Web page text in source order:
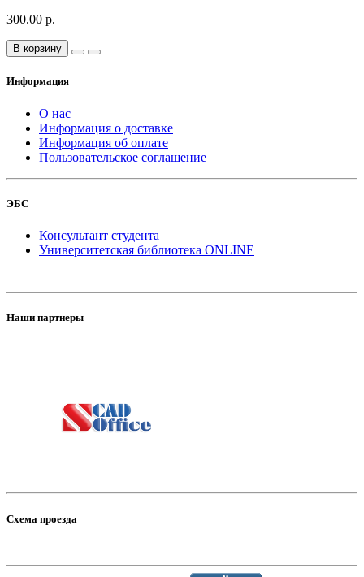
300.00 р.
В корзину
Информация
О нас
Информация о доставке
Информация об оплате
Пользовательское соглашение
ЭБС
Консультант студента
Университетская библиотека ONLINE
Наши партнеры
Схема проезда